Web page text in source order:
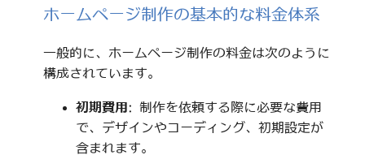
ホームページ制作の基本的な料金体系
一般的に、ホームページ制作の料金は次のように
構成されています。
初期費用: 制作を依頼する際に必要な費用
で、デザインやコーディング、初期設定が
含まれます。